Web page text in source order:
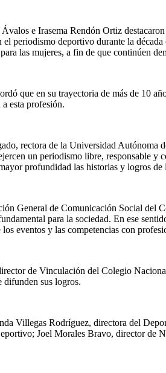
e Irasema Rendón Ortiz
periodismo deportivo durante la
las mujeres, a fin de que continúen
que en su trayectoria de más de 10
esta profesión.
rectora de la Universidad Autónoma
un periodismo libre, responsable
profundidad las historias y logros de
General de Comunicación Social del
para la sociedad. En ese
eventos y las competencias con
de Vinculación del Colegio
difunden sus logros.
Villegas Rodríguez, directora del
Joel Morales Bravo, director de